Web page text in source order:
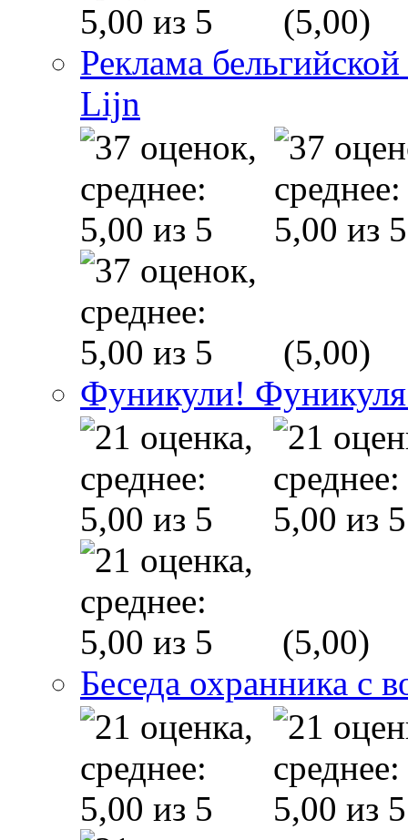
(5,00)
Реклама
Lijn
(5,00)
Фуникули!
(5,00)
Беседа охранника с